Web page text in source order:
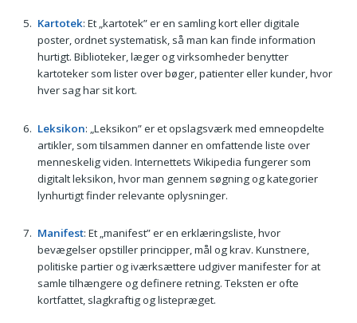
Kartotek: Et „kartotek” er en samling kort eller digitale
poster, ordnet systematisk, så man kan finde information
hurtigt. Biblioteker, læger og virksomheder benytter
kartoteker som lister over bøger, patienter eller kunder, hvor
hver sag har sit kort.
Leksikon: „Leksikon” er et opslagsværk med emneopdelte
artikler, som tilsammen danner en omfattende liste over
menneskelig viden. Internettets Wikipedia fungerer som
digitalt leksikon, hvor man gennem søgning og kategorier
lynhurtigt finder relevante oplysninger.
Manifest: Et „manifest” er en erklæringsliste, hvor
bevægelser opstiller principper, mål og krav. Kunstnere,
politiske partier og iværksættere udgiver manifester for at
samle tilhængere og definere retning. Teksten er ofte
kortfattet, slagkraftig og listepræget.